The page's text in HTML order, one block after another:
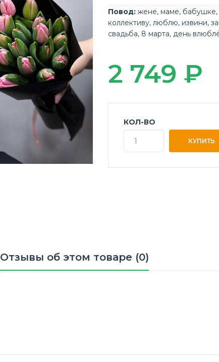
Повод: жене, маме, бабушке,
коллективу,люблю, извини,
свадьба, 8 марта, день
2 749 ₽
КОЛ-ВО
Отзывы об этом товаре (0)